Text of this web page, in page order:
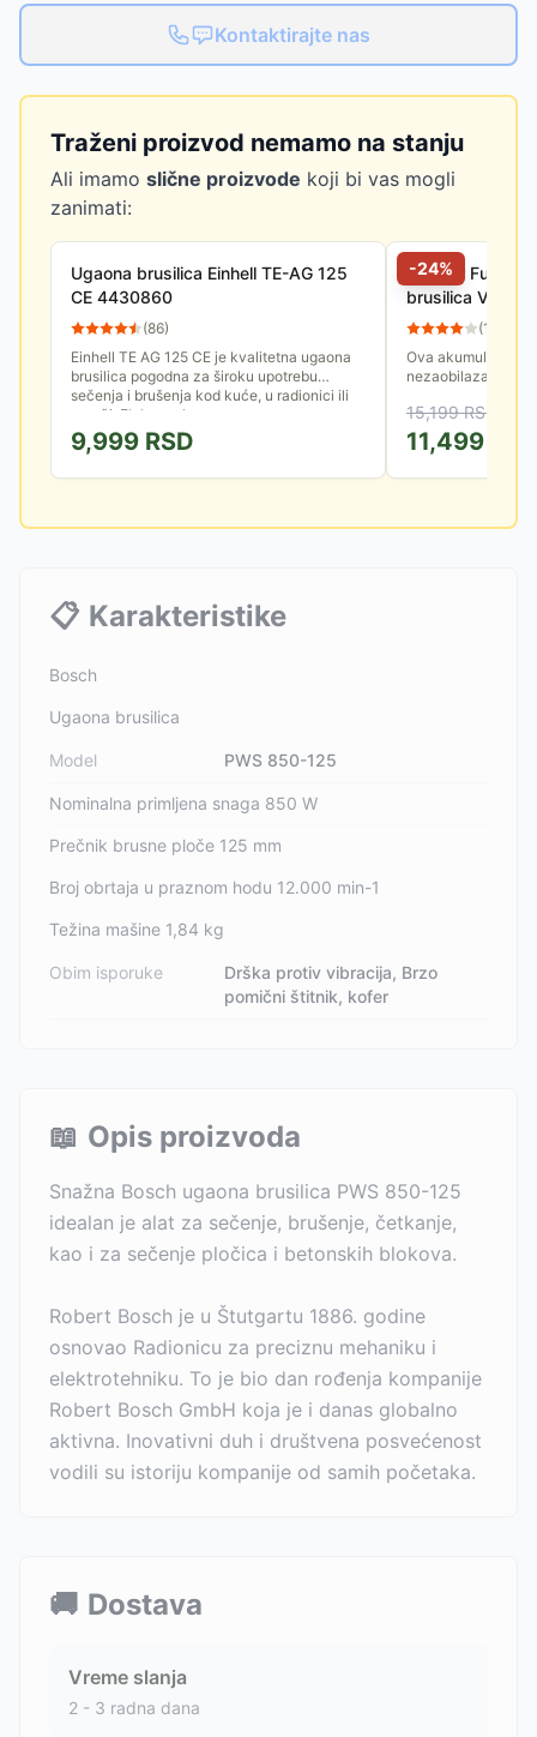
Kontaktirajte nas
Traženi proizvod nemamo na stanju
Ali imamo slične proizvode koji bi vas mogli
zanimati:
Ugaona brusilica Einhell TE-AG 125
CE 4430860
(86)
Einhell TE AG 125 CE je kvalitetna ugaona
brusilica pogodna za široku upotrebu
sečenja i brušenja kod kuće, u radionici ili
garaži. Elektronsko...
9,999 RSD
-24%
Villager Fuse
brusilica VLN
(10
Ova
nezaobilazan alat
skratite metalni...
15,199RSD
11,499
📋 Karakteristike
Bosch
Ugaona brusilica
Model PWS 850-125
Nominalna primljena snaga 850 W
Prečnik brusne ploče 125 mm
Broj obrtaja u praznom hodu 12.000 min-1
Težina mašine 1,84 kg
Obim isporuke
Drška protiv vibracija, Brzo
pomični štitnik, kofer
📖 Opis proizvoda
Snažna Bosch ugaona brusilica PWS 850-125
idealan je alat za sečenje, brušenje, četkanje,
kao i za sečenje pločica i betonskih blokova.
Robert Bosch je u Štutgartu 1886. godine
osnovao Radionicu za preciznu mehaniku i
elektrotehniku. To je bio dan rođenja kompanije
Robert Bosch GmbH koja je i danas globalno
aktivna. Inovativni duh i društvena posvećenost
vodili su istoriju kompanije od samih početaka.
🚚 Dostava
Vreme slanja
2 - 3 radna dana